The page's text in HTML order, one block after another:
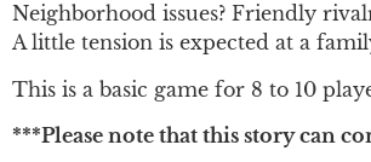
Neighborhood issues? Friendly
A little tension is expected at a
This is a basic game for 8 to 10
***Please note that this story can